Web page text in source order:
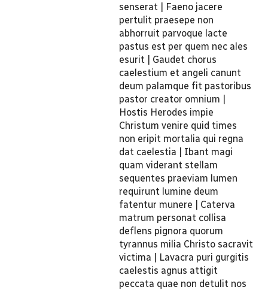
senserat | Faeno jacere
pertulit praesepe non
abhorruit parvoque lacte
pastus est per quem nec ales
esurit | Gaudet chorus
caelestium et angeli canunt
deum palamque fit pastoribus
pastor creator omnium |
Hostis Herodes impie
Christum venire quid times
non eripit mortalia qui regna
dat caelestia | Ibant magi
quam viderant stellam
sequentes praeviam lumen
requirunt lumine deum
fatentur munere | Caterva
matrum personat collisa
deflens pignora quorum
tyrannus milia Christo sacravit
victima | Lavacra puri gurgitis
caelestis agnus attigit
peccata quae non detulit nos